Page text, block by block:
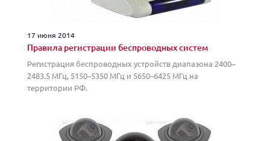
17 июня 2014
Правила регистрации беспроводных систем
Регистрация беспроводных устройств диапазона 2400–
2483.5 МГц, 5150–5350 МГц и 5650–6425 МГц на
территории РФ.